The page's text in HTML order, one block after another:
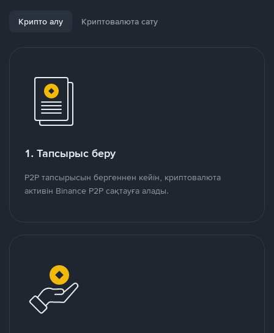
Крипто алу Криптовалюта сату
1. Тапсырыс беру
P2P тапсырысын бергеннен кейін, криптовалюта
активін Binance P2P сақтауға алады.